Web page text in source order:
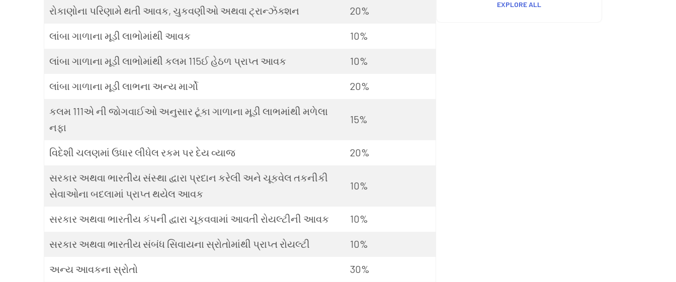
રોકાણોના પરિણામેથતી આવક, ચુકવણીઓ અથવા ટ્રાન્ઝૅક્શન 20%
લાંબા ગાળાના મૂડી લાભોમાંથી આવક 10%
લાંબા ગાળાના મૂડી લાભોમાંથી કલમ 115ઈહેઠળ પ્રાપ્ત આવક 10%
લાંબા ગાળાના મૂડી લાભના અન્યમાર્ગો 20%
કલમ 111એની જોગવાઈઓ અનુસારટૂંકા ગાળાના મૂડી લાભમાંથી મળેલા
નફા
15%
વિદેશી ચલણમાં ઉધારલીધેલ રકમ પરદેયવ્યાજ 20%
સરકાર અથવા ભારતીય સંસ્થા દ્વારા પ્રદાન કરેલી અને ચૂકવેલતકનીકી
સેવાઓના બદલામાં પ્રાપ્તથયેલ આવક
10%
સરકાર અથવા ભારતીયકંપની દ્વારા ચૂકવવામાં આવતી રોયલ્ટીની આવક 10%
સરકાર અથવા ભારતીય સંબંધ સિવાયના સ્રોતોમાંથી પ્રાપ્ત રોયલ્ટી 10%
અન્ય આવકના સ્રોતો 30%
EXPLORE ALL